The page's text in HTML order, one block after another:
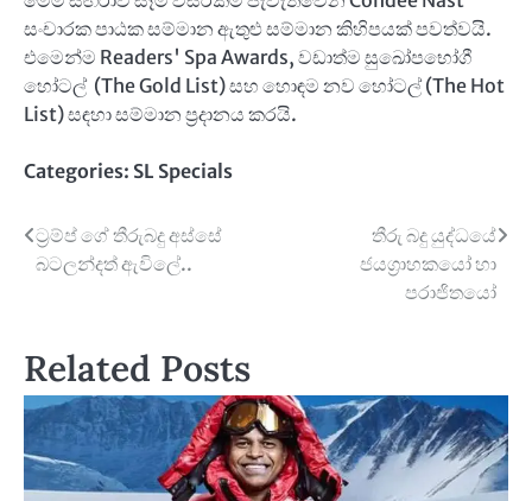
සංචාරක පාඨක සම්මාන ඇතුළු සම්මාන කිහිපයක් පවත්වයි.
එමෙන්ම Readers' Spa Awards, වඩාත්ම සුඛෝපභෝගී
හෝටල් (The Gold List) සහ හොඳම නව හෝටල් (The Hot
List) සඳහා සම්මාන ප්‍රදානය කරයි.
Categories: SL Specials
Post
navigation
ට්‍රම්ප් ගේ තීරුබදු අස්සේ
බටලන්දත් ඇවිලේ..
තීරු බදු යුද්ධයේ
ජයග්‍රාහකයෝ හා
පරාජිතයෝ
Related Posts